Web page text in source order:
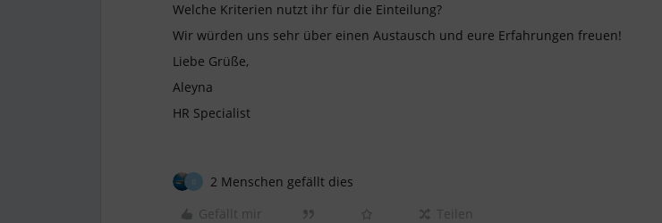
Welche Kriterien nutzt ihr für die Einteilung?
Wir würden uns sehr über einen Austausch und eure Erfahrungen freuen!
Liebe Grüße,
Aleyna
HR Specialist
2 Menschen gefällt dies
Gefällt mir
Teilen